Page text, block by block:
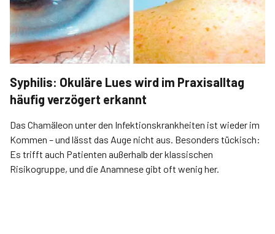
Syphilis: Okuläre Lues wird im Praxisalltag
häufig verzögert erkannt
Das Chamäleon unter den Infektionskrankheiten ist wieder im
Kommen – und lässt das Auge nicht aus. Besonders tückisch:
Es trifft auch Patienten außerhalb der klassischen
Risikogruppe, und die Anamnese gibt oft wenig her.